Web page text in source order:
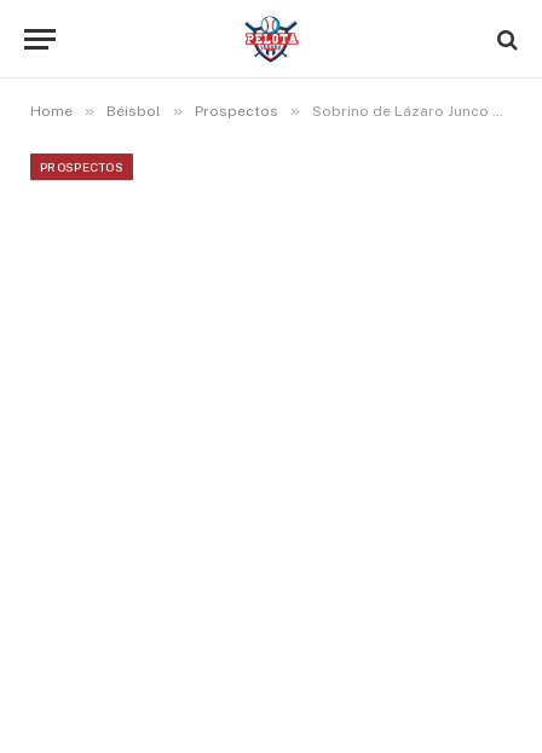
Home » Béisbol » Prospectos » Sobrino de Lázaro Junco pega bambinazo en DSL, Luis Quesada y Miguel Flores resaltan
PROSPECTOS